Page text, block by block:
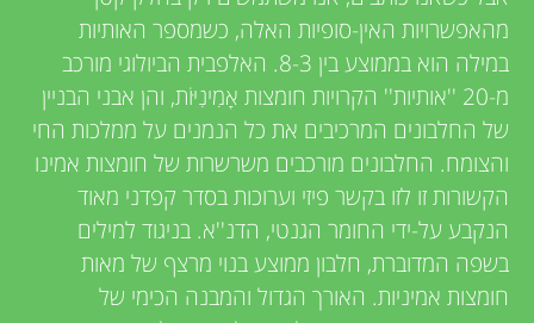
n
d
s
מהאפשרויות האין-סופיות האלה, כשמספר האותיות
במילה הוא בממוצע בין 8-3. האלפבית הביולוגי מורכב
מ-20 ''אותיות'' הקרויות חומצות אָמִינִיּוֹת, והן אבני הבניין
של החלבונים המרכיבים את כל הנמנים על ממלכות החי
והצומח. החלבונים מורכבים משרשרות של חומצות אמינו
הקשורות זו לזו בקשר פיזי וערוכות בסדר קפדני מאוד
הנקבע על-ידי החומר הגנטי, הדנ''א. בניגוד למילים
בשפה המדוברת, חלבון ממוצע בנוי מרצף של מאות
חומצות אמיניות. האורך הגדול והמבנה הכימי של